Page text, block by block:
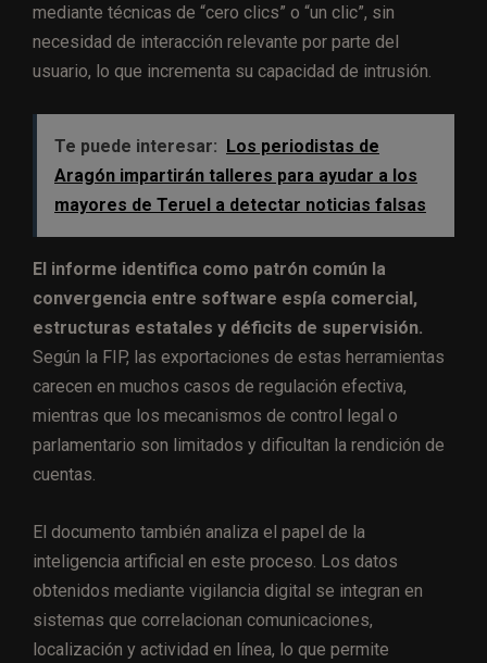
mediante técnicas de “cero clics” o “un clic”, sin
necesidad de interacción relevante por parte del
usuario, lo que incrementa su capacidad de intrusión.
Te puede interesar: Los periodistas de
Aragón impartirán talleres para ayudar a los
mayores de Teruel a detectar noticias falsas
El informe identifica como patrón común la
convergencia entre software espía comercial,
estructuras estatales y déficits de supervisión.
Según la FIP, las exportaciones de estas herramientas
carecen en muchos casos de regulación efectiva,
mientras que los mecanismos de control legal o
parlamentario son limitados y dificultan la rendición de
cuentas.
El documento también analiza el papel de la
inteligencia artificial en este proceso. Los datos
obtenidos mediante vigilancia digital se integran en
sistemas que correlacionan comunicaciones,
localización y actividad en línea, lo que permite